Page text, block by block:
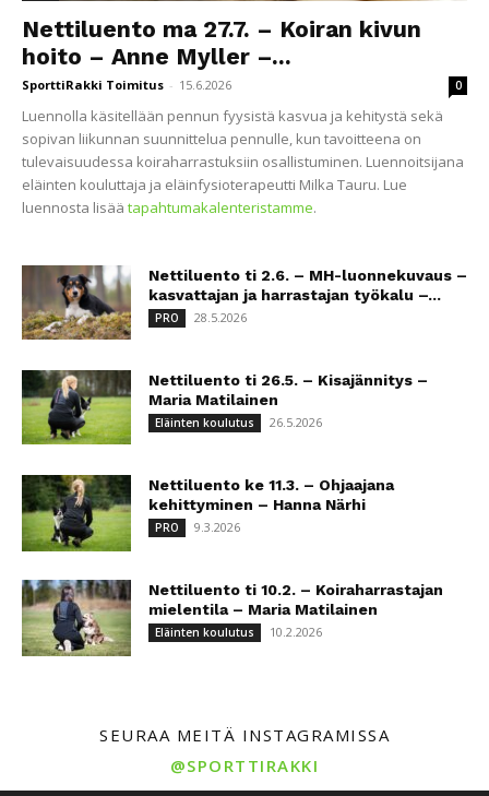
Nettiluento ma 27.7. – Koiran kivun
hoito – Anne Myller –...
SporttiRakki Toimitus - 15.6.2026 0
Luennolla käsitellään pennun fyysistä kasvua ja kehitystä sekä
sopivan liikunnan suunnittelua pennulle, kun tavoitteena on
tulevaisuudessa koiraharrastuksiin osallistuminen. Luennoitsijana
eläinten kouluttaja ja eläinfysioterapeutti Milka Tauru. Lue
luennosta lisää tapahtumakalenteristamme.
Nettiluento ti 2.6. – MH-luonnekuvaus –
kasvattajan ja harrastajan työkalu –...
PRO 28.5.2026
Nettiluento ti 26.5. – Kisajännitys –
Maria Matilainen
Eläinten koulutus 26.5.2026
Nettiluento ke 11.3. – Ohjaajana
kehittyminen – Hanna Närhi
PRO 9.3.2026
Nettiluento ti 10.2. – Koiraharrastajan
mielentila – Maria Matilainen
Eläinten koulutus 10.2.2026
SEURAA MEITÄ INSTAGRAMISSA
@SPORTTIRAKKI